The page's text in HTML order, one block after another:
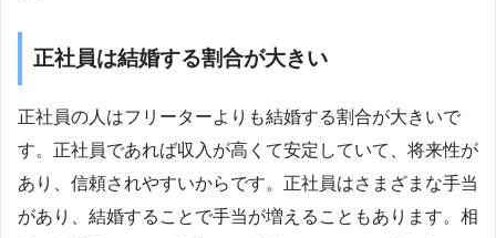
正社員は結婚する割合が大きい
正社員の人はフリーターよりも結婚する割合が大きいで
す。正社員であれば収入が高くて安定していて、将来性が
あり、信頼されやすいからです。正社員はさまざまな手当
があり、結婚することで手当が増えることもあります。相